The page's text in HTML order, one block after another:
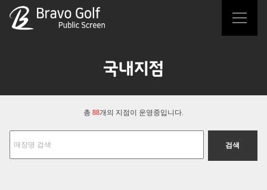
국내지점
총 88개의 지점이 운영중입니다.